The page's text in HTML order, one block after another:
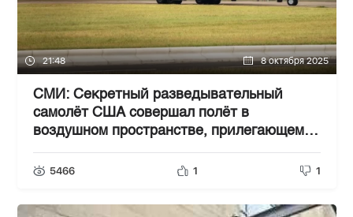
21:48 8 октября 2025
СМИ: Секретный разведывательный
самолёт США совершал полёт в
воздушном пространстве, прилегающем к
России
5466 1 1